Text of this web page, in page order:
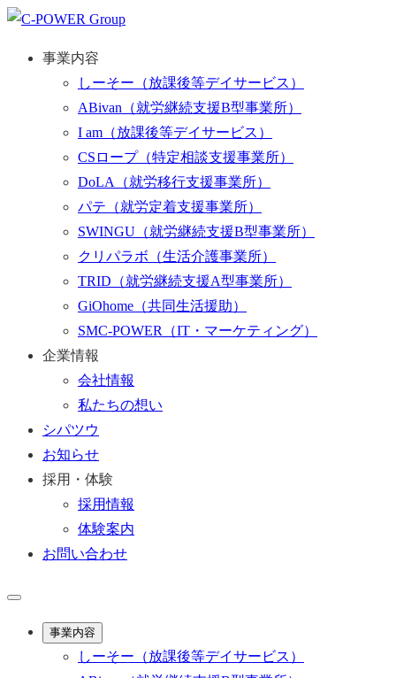
事業内容
しーそー （放課後等デイサービス）
ABivan （就労継続支援B型事業所）
I am （放課後等デイサービス）
CSロープ（特定相談支援事業所）
DoLA
（就労移行支援事業所）
パテ （就労定着支援事業所）
SWINGU （就労継続支援B型事業所）
クリパラボ （生活介護事業所）
TRID （就労継続支援A型事業所）
GiOhome （共同生活援助）
SMC-POWER
（IT・マーケティング）
企業情報
会社情報
私たちの想い
シパツウ
お知らせ
採用・体験
採用情報
体験案内
お問い合わせ
事業内容
しーそー （放課後等デイサービス）